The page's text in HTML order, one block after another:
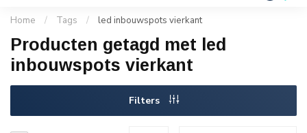
Home / Tags / led inbouwspots vierkant
Producten getagd met led
inbouwspots vierkant
Filters